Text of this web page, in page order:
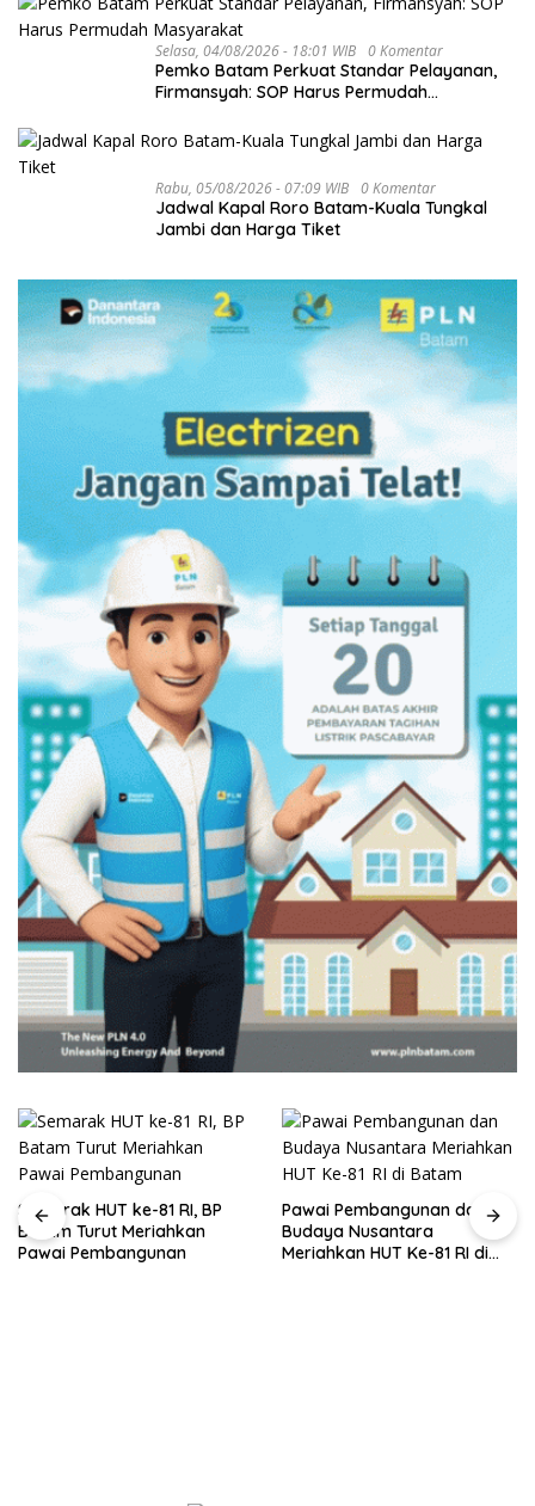
Selasa, 04/08/2026 - 18:01 WIB 0 Komentar
Pemko Batam Perkuat Standar Pelayanan,
Firmansyah: SOP Harus Permudah
Rabu, 05/08/2026 - 07:09 WIB 0 Komentar
Jadwal Kapal Roro Batam-Kuala Tungkal
Jambi dan Harga Tiket
Semarak HUT ke-81 RI, BP
Batam Turut Meriahkan
Pawai Pembangunan
Pawai Pembangunan dan
Budaya Nusantara
Meriahkan HUT Ke-81 RI di